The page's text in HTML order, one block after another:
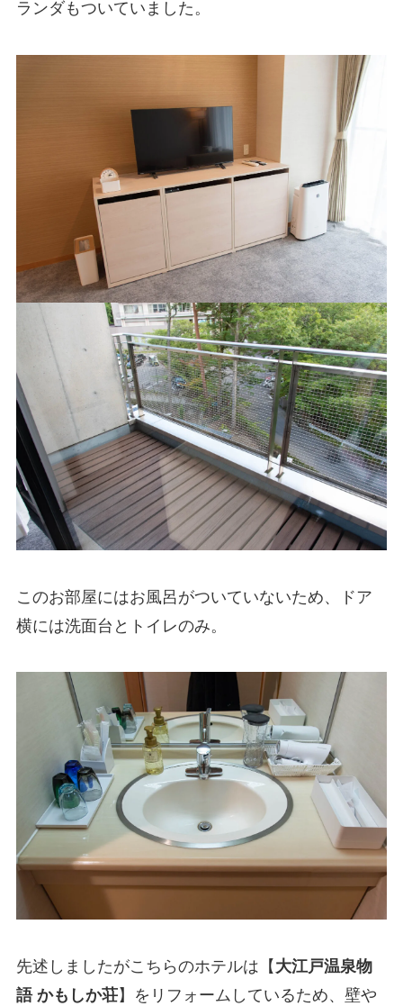
ランダもついていました。
このお部屋にはお風呂がついていないため、ドア
横には洗面台とトイレのみ。
先述しましたがこちらのホテルは【 大江戸温泉物
語 かもしか荘】をリフォームしているため、壁や